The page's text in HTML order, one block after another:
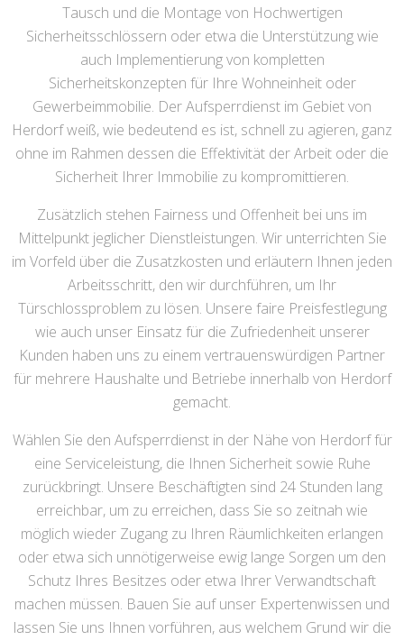
Tausch und die Montage von Hochwertigen
Sicherheitsschlössern oder etwa die Unterstützung wie
auch Implementierung von kompletten
Sicherheitskonzepten für Ihre Wohneinheit oder
Gewerbeimmobilie. Der Aufsperrdienst im Gebiet von
Herdorf weiß, wie bedeutend es ist, schnell zu agieren, ganz
ohne im Rahmen dessen die Effektivität der Arbeit oder die
Sicherheit Ihrer Immobilie zu kompromittieren.
Zusätzlich stehen Fairness und Offenheit bei uns im
Mittelpunkt jeglicher Dienstleistungen. Wir unterrichten Sie
im Vorfeld über die Zusatzkosten und erläutern Ihnen jeden
Arbeitsschritt, den wir durchführen, um Ihr
Türschlossproblem zu lösen. Unsere faire Preisfestlegung
wie auch unser Einsatz für die Zufriedenheit unserer
Kunden haben uns zu einem vertrauenswürdigen Partner
für mehrere Haushalte und Betriebe innerhalb von Herdorf
gemacht.
Wählen Sie den Aufsperrdienst in der Nähe von Herdorf für
eine Serviceleistung, die Ihnen Sicherheit sowie Ruhe
zurückbringt. Unsere Beschäftigten sind 24 Stunden lang
erreichbar, um zu erreichen, dass Sie so zeitnah wie
möglich wieder Zugang zu Ihren Räumlichkeiten erlangen
oder etwa sich unnötigerweise ewig lange Sorgen um den
Schutz Ihres Besitzes oder etwa Ihrer Verwandtschaft
machen müssen. Bauen Sie auf unser Expertenwissen und
lassen Sie uns Ihnen vorführen, aus welchem Grund wir die